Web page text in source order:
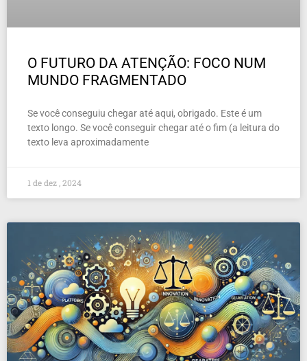
O FUTURO DA ATENÇÃO: FOCO NUM
MUNDO FRAGMENTADO
Se você conseguiu chegar até aqui, obrigado. Este é um
texto longo. Se você conseguir chegar até o fim (a leitura do
texto leva aproximadamente
1 de dez , 2024